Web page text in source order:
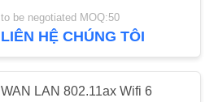
to be negotiated MOQ:50
LIÊN HỆ CHÚNG TÔI
WAN LAN 802.11ax Wifi 6